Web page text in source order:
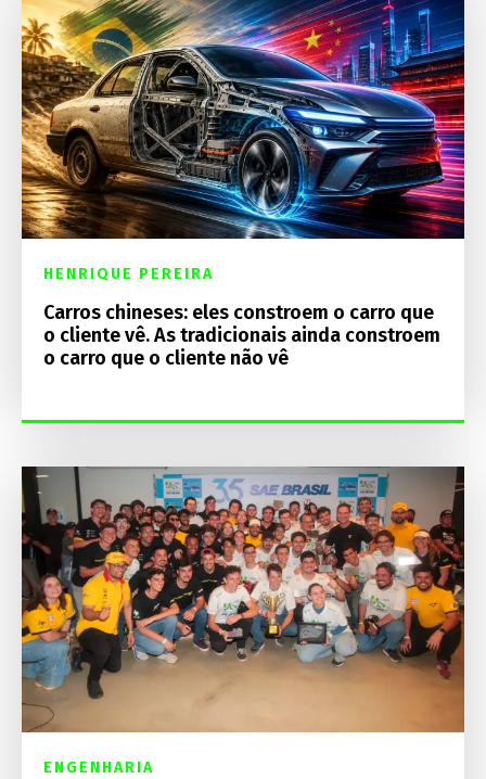
HENRIQUE PEREIRA
Carros chineses: eles constroem o carro que
o cliente vê. As tradicionais ainda constroem
o carro que o cliente não vê
ENGENHARIA